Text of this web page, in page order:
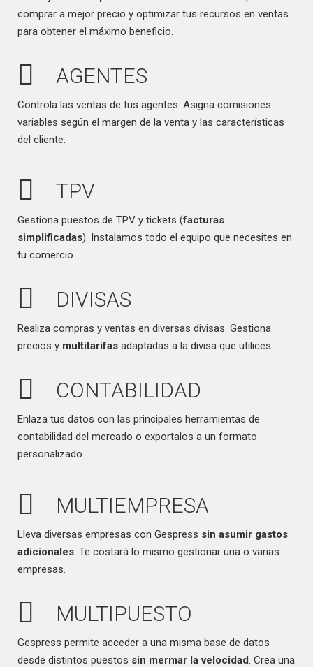
comprar a mejor precio y optimizar tus recursos en ventas
para obtener el máximo beneficio.
AGENTES
Controla las ventas de tus agentes. Asigna comisiones
variables según el margen de la venta y las características
del cliente.
TPV
Gestiona puestos de TPV y tickets (facturas
simplificadas). Instalamos todo el equipo que necesites en
tu comercio.
DIVISAS
Realiza compras y ventas en diversas divisas. Gestiona
precios y multitarifas adaptadas a la divisa que utilices.
CONTABILIDAD
Enlaza tus datos con las principales herramientas de
contabilidad del mercado o exportalos a un formato
personalizado.
MULTIEMPRESA
Lleva diversas empresas con Gespress sin asumir gastos
adicionales. Te costará lo mismo gestionar una o varias
empresas.
MULTIPUESTO
Gespress permite acceder a una misma base de datos
desde distintos puestos sin mermar la velocidad. Crea una